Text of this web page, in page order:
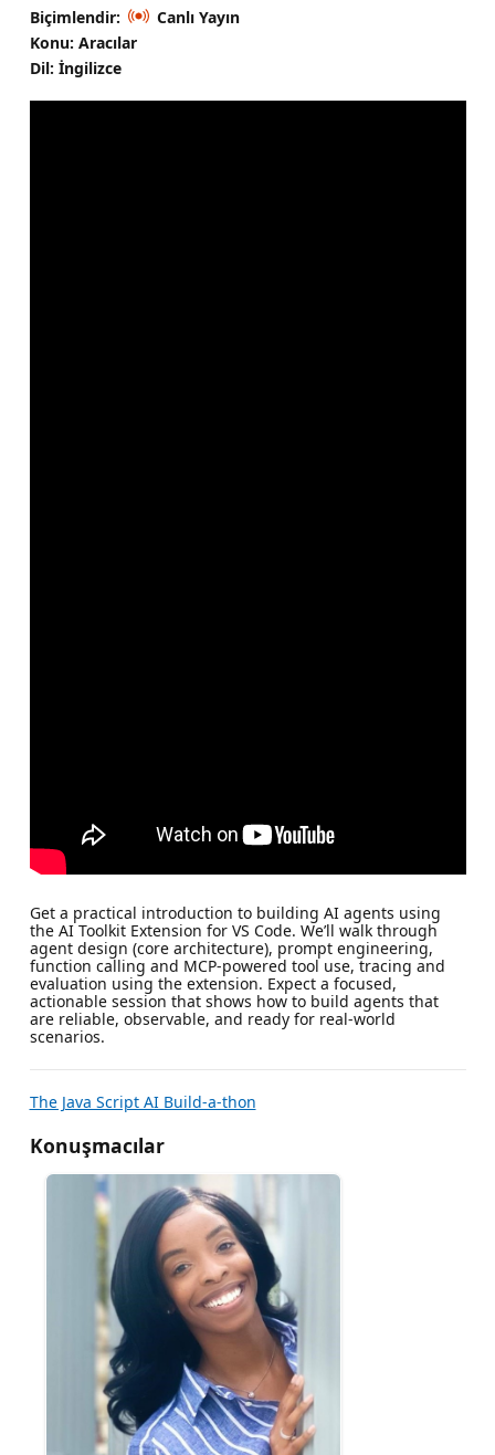
Biçimlendir:
Canlı Yayın
Konu: Aracılar
Dil: İngilizce
Get a practical introduction to building AI agents using
the AI Toolkit Extension for VS Code. We’ll walk through
agent design (core architecture), prompt engineering,
function calling and MCP-powered tool use, tracing and
evaluation using the extension. Expect a focused,
actionable session that shows how to build agents that
are reliable, observable, and ready for real-world
scenarios.
The Java Script AI Build-a-thon
Konuşmacılar